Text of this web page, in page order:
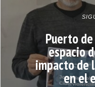
Puerto
espacio
impacto de
en el